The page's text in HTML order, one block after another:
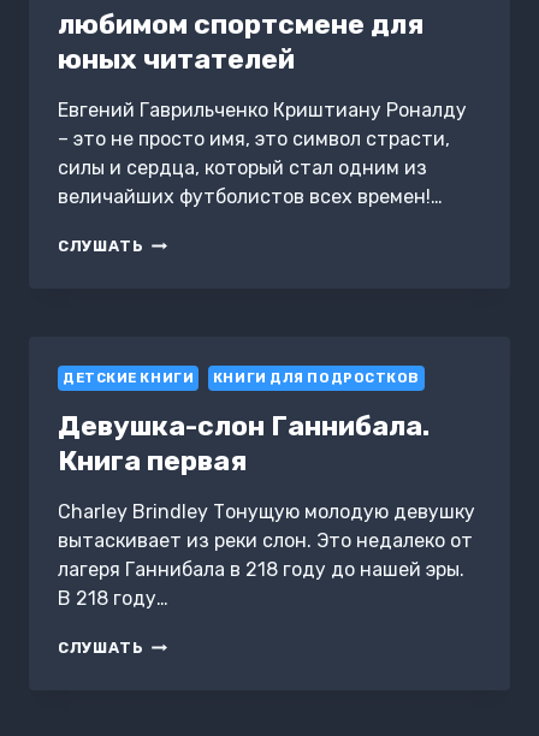
любимом спортсмене для
юных читателей
Евгений Гаврильченко Криштиану Роналду
– это не просто имя, это символ страсти,
силы и сердца, который стал одним из
величайших футболистов всех времен!…
СЛУШАТЬ КРИШТИАНУ
ВЕЛИКИМ:
О
СПОРТСМЕНЕ
ЮНЫХ
ЧИТАТЕЛЕЙ
ДЕТСКИЕ КНИГИ КНИГИ ДЛЯ ПОДРОСТКОВ
Девушка-слон Ганнибала.
Книга первая
Charley Brindley Тонущую молодую девушку
вытаскивает из реки слон. Это недалеко от
лагеря Ганнибала в 218 году до нашей эры.
В 218 году…
СЛУШАТЬ ДЕВУШКА-